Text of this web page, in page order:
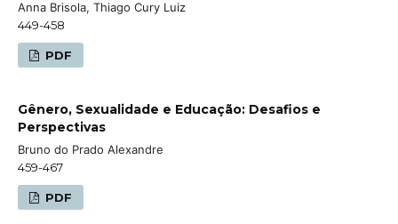
Anna Brisola, Thiago Cury Luiz
449-458
PDF
Gênero, Sexualidade e Educação: Desafios e
Perspectivas
Bruno do Prado Alexandre
459-467
PDF